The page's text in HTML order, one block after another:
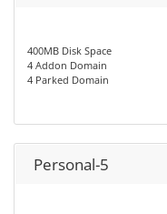
400MB Disk Space
4 Addon Domain
4 Parked Domain
Personal-5